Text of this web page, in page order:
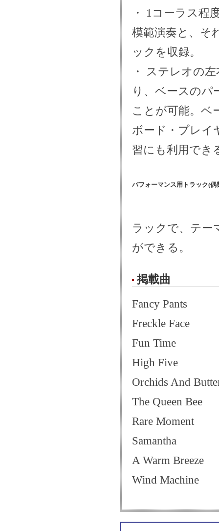
・ 1コーラス程
模範演奏と、そ
ックを収録。
・ ステレオの
り、ベースの
ことが可能。ベ
ボード・プレイ
習にも利用でき
パフォーマンス用トラック(偶
ラックで、テー
ができる。
掲載曲
Fancy Pants
Freckle Face
Fun Time
High Five
Orchids And
The Queen Bee
Rare Moment
Samantha
A Warm Breeze
Wind Machine